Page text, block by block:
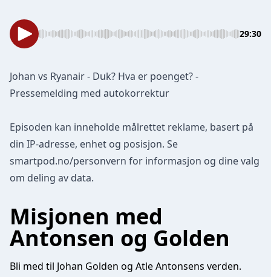
29:30
Johan vs Ryanair - Duk? Hva er poenget? -
Pressemelding med autokorrektur
Episoden kan inneholde målrettet reklame, basert på
din IP-adresse, enhet og posisjon. Se
smartpod.no/personvern for informasjon og dine valg
om deling av data.
Misjonen med
Antonsen og Golden
Bli med til Johan Golden og Atle Antonsens verden.